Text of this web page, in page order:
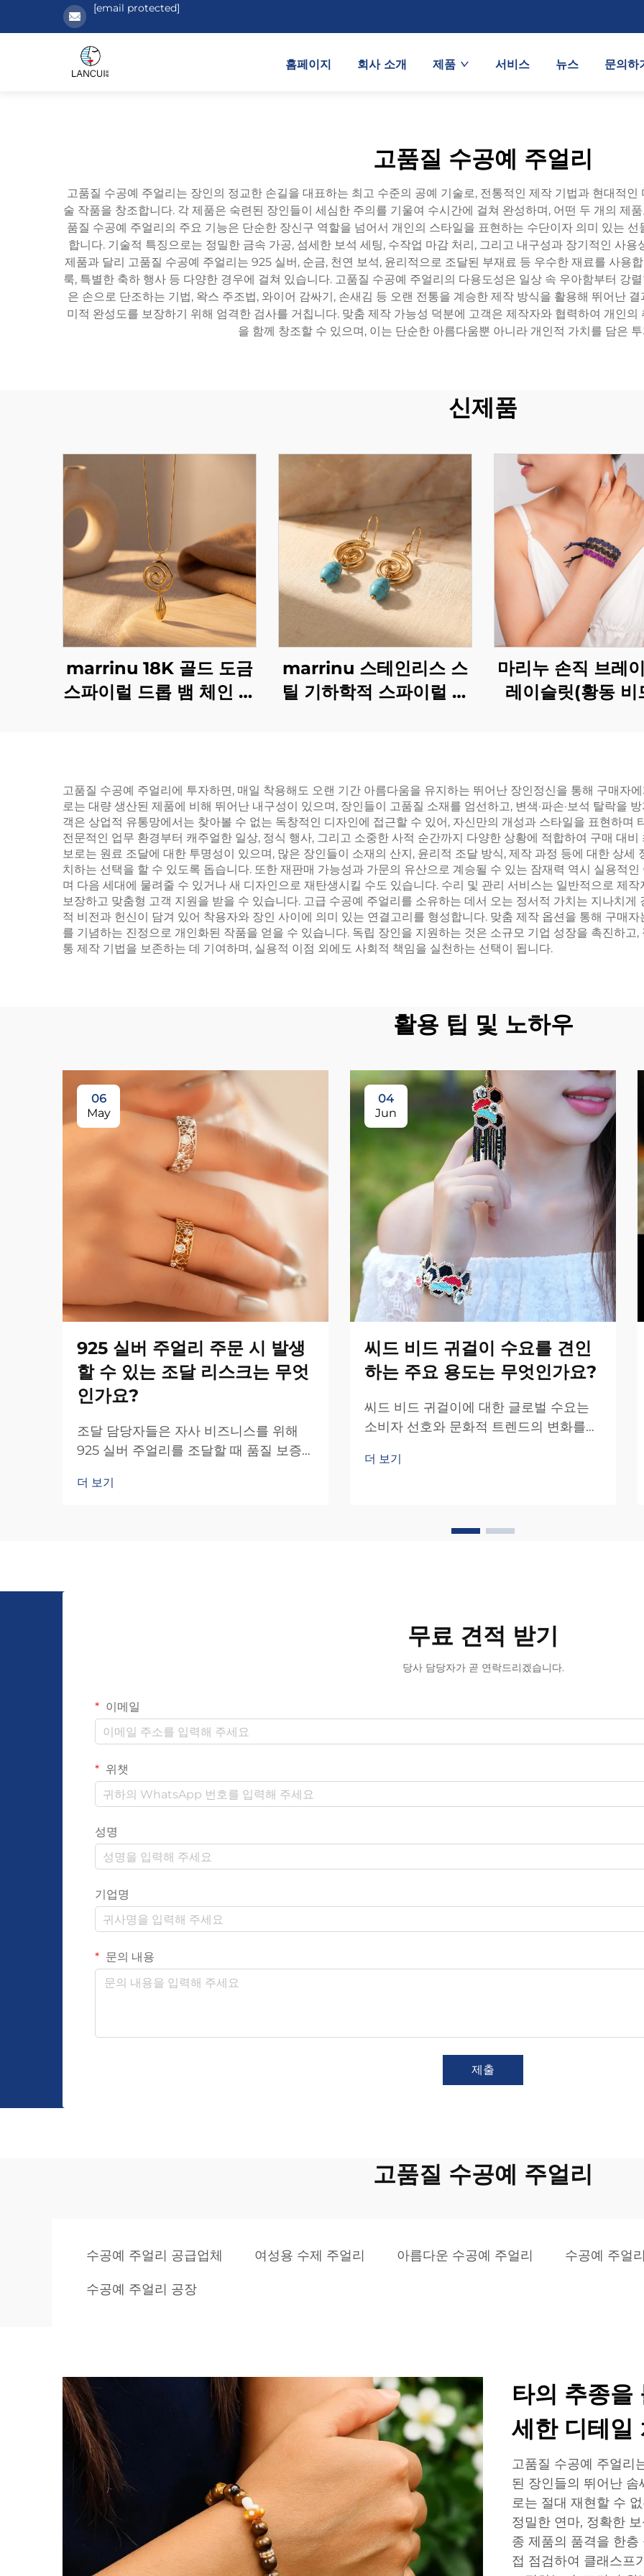
[email protected]
홈페이지 회사 소개 제품 서비스 뉴스 문의하
고품질 수공예 주얼리
고품질 수공예 주얼리는 장인의 정교한 손길을 대표하는 최고 수준의 공예 기술로, 전통적인 제작 기법과 현대적
술 작품을 창조합니다. 각 제품은 숙련된 장인들이 세심한 주의를 기울여 수시간에 걸쳐 완성하며, 어떤 두 개의 제
품질 수공예 주얼리의 주요 기능은 단순한 장신구 역할을 넘어서 개인의 스타일을 표현하는 수단이자 의미 있는
합니다. 기술적 특징으로는 정밀한 금속 가공, 섬세한 보석 세팅, 수작업 마감 처리, 그리고 내구성과 장기적인 사
제품과 달리 고품질 수공예 주얼리는 925 실버, 순금, 천연 보석, 윤리적으로 조달된 부재료 등 우수한 재료를 사용
룩, 특별한 축하 행사 등 다양한 경우에 걸쳐 있습니다. 고품질 수공예 주얼리의 다용도성은 일상 속 우아함부터 강
은 손으로 단조하는 기법, 왁스 주조법, 와이어 감싸기, 손새김 등 오랜 전통을 계승한 제작 방식을 활용해 뛰어난
미적 완성도를 보장하기 위해 엄격한 검사를 거칩니다. 맞춤 제작 가능성 덕분에 고객은 제작자와 협력하여 개인
을 함께 창조할 수 있으며, 이는 단순한 아름다움뿐 아니라 개인적 가치를 담은
신제품
marrinu 18K 골드 도금
스파이럴 드롭 뱀 체인 목
marrinu 스테인리스 스
틸 기하학적 스파이럴 터
마리누 손직 브레
레이슬릿(황동 비
고품질 수공예 주얼리에 투자하면, 매일 착용해도 오랜 기간 아름다움을 유지하는 뛰어난 장인정신을 통해 구매자
로는 대량 생산된 제품에 비해 뛰어난 내구성이 있으며, 장인들이 고품질 소재를 엄선하고, 변색·파손·보석 탈락을
객은 상업적 유통망에서는 찾아볼 수 없는 독창적인 디자인에 접근할 수 있어, 자신만의 개성과 스타일을 표현하며
전문적인 업무 환경부터 캐주얼한 일상, 정식 행사, 그리고 소중한 사적 순간까지 다양한 상황에 적합하여 구매 대
보로는 원료 조달에 대한 투명성이 있으며, 많은 장인들이 소재의 산지, 윤리적 조달 방식, 제작 과정 등에 대한 상세
치하는 선택을 할 수 있도록 돕습니다. 또한 재판매 가능성과 가문의 유산으로 계승될 수 있는 잠재력 역시 실용적
며 다음 세대에 물려줄 수 있거나 새 디자인으로 재탄생시킬 수도 있습니다. 수리 및 관리 서비스는 일반적으로 제
보장하고 맞춤형 고객 지원을 받을 수 있습니다. 고급 수공예 주얼리를 소유하는 데서 오는 정서적 가치는 지나치
적 비전과 헌신이 담겨 있어 착용자와 장인 사이에 의미 있는 연결고리를 형성합니다. 맞춤 제작 옵션을 통해 구매
를 기념하는 진정으로 개인화된 작품을 얻을 수 있습니다. 독립 장인을 지원하는 것은 소규모 기업 성장을 촉진하
통 제작 기법을 보존하는 데 기여하며, 실용적 이점 외에도 사회적 책임을 실천하는 선택이 됩니다.
활용 팁 및 노하우
06
May
925 실버 주얼리 주문 시 발생
할 수 있는 조달 리스크는 무엇
인가요?
조달 담당자들은 자사 비즈니스를 위해
925 실버 주얼리를 조달할 때 품질 보증
직면합니다. 주얼리 산업은 제품 품질에
더 보기
04
Jun
씨드 비드 귀걸이 수요를 견인
하는 주요 용도는 무엇인가요?
씨드 비드 귀걸이에 대한 글로벌 수요는
소비자 선호와 문화적 트렌드의 변화를
증가하고 있습니다. 이러한 특정 용도를
더 보기
무료 견적 받기
당사 담당자가 곧 연락드리겠습니다.
이메일
위챗
성명
기업명
문의 내용
제출
고품질 수공예 주얼리
수공예 주얼리 공급업체 여성용 수제 주얼리 아름다운 수공예 주얼리 수공예 주얼
수공예 주얼리 공장
타의 추종을
세한 디테일
고품질 수공예 주얼리
된 장인들의 뛰어난
로는 절대 재현할 수
정밀한 연마, 정확한
종 제품의 품격을 한
접 점검하여 클래스프